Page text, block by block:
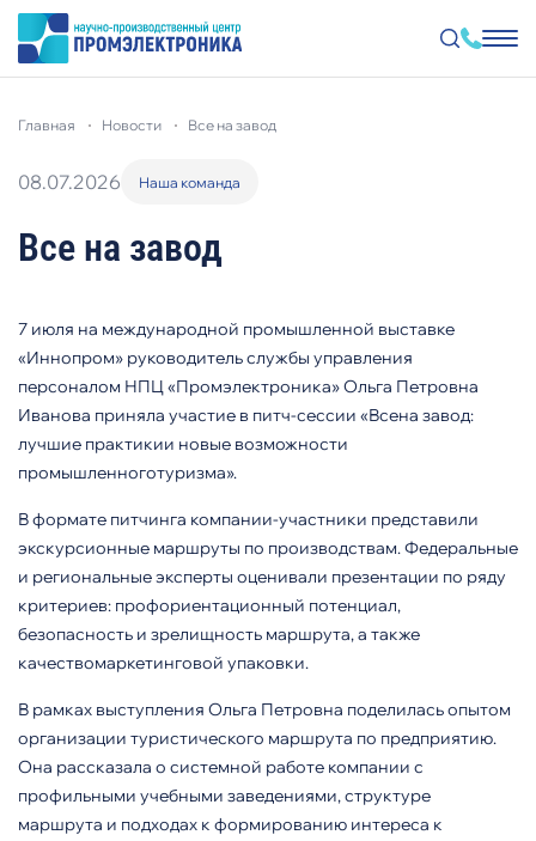
основному
главная новости все на завод
08.07.2026 Наша команда
Все на завод
7 июля на международной промышленной выставке
«Иннопром» руководитель службы управления
персоналом НПЦ «Промэлектроника» Ольга Петровна
Иванова приняла участие в питч‑сессии «Всена завод:
лучшие практикии новые возможности
промышленноготуризма».
В формате питчинга компании-участники представили
экскурсионные маршруты по производствам. Федеральные
и региональные эксперты оценивали презентации по ряду
критериев: профориентационный потенциал,
безопасность и зрелищность маршрута,а также
качествомаркетинговой упаковки.
В рамках выступления Ольга Петровна поделилась опытом
организации туристического маршрута по предприятию.
Она рассказала о системной работе компании с
профильными учебными заведениями, структуре
маршрута и подходах к формированию интереса к